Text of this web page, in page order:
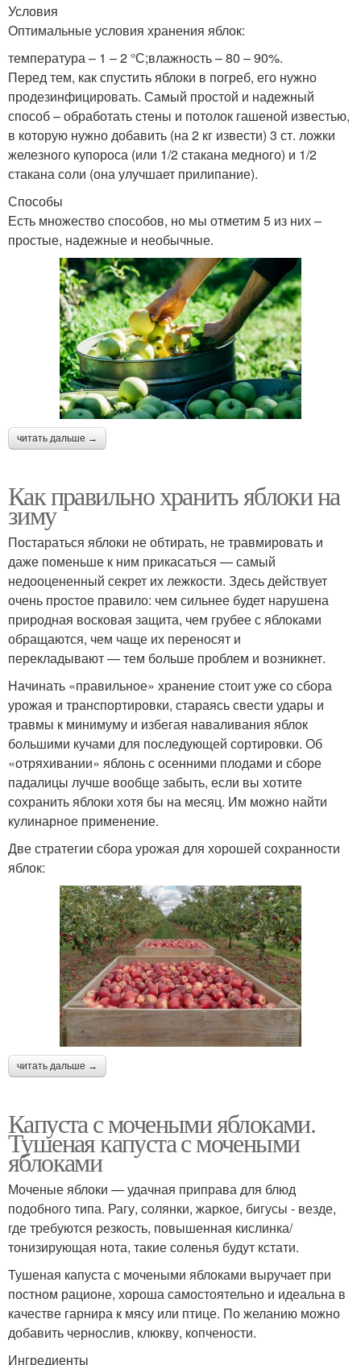
Условия
Оптимальные условия хранения яблок:
температура – 1 – 2 °С;влажность – 80 – 90%.
Перед тем, как спустить яблоки в погреб, его нужно
продезинфицировать. Самый простой и надежный
способ – обработать стены и потолок гашеной известью,
в которую нужно добавить (на 2 кг извести) 3 ст. ложки
железного купороса (или 1/2 стакана медного) и 1/2
стакана соли (она улучшает прилипание).
Способы
Есть множество способов, но мы отметим 5 из них –
простые, надежные и необычные.
читать дальше →
Как правильно хранить яблоки на
зиму
Постараться яблоки не обтирать, не травмировать и
даже поменьше к ним прикасаться — самый
недооцененный секрет их лежкости. Здесь действует
очень простое правило: чем сильнее будет нарушена
природная восковая защита, чем грубее с яблоками
обращаются, чем чаще их переносят и
перекладывают — тем больше проблем и возникнет.
Начинать «правильное» хранение стоит уже со сбора
урожая и транспортировки, стараясь свести удары и
травмы к минимуму и избегая наваливания яблок
большими кучами для последующей сортировки. Об
«отряхивании» яблонь с осенними плодами и сборе
падалицы лучше вообще забыть, если вы хотите
сохранить яблоки хотя бы на месяц. Им можно найти
кулинарное применение.
Две стратегии сбора урожая для хорошей сохранности
яблок:
читать дальше →
Капуста с мочеными яблоками.
Тушеная капуста с мочеными
яблоками
Моченые яблоки — удачная приправа для блюд
подобного типа. Рагу, солянки, жаркое, бигусы - везде,
где требуются резкость, повышенная кислинка/
тонизирующая нота, такие соленья будут кстати.
Тушеная капуста с мочеными яблоками выручает при
постном рационе, хороша самостоятельно и идеальна в
качестве гарнира к мясу или птице. По желанию можно
добавить чернослив, клюкву, копчености.
Ингредиенты